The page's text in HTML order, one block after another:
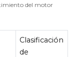
del motor
Clasificación
de